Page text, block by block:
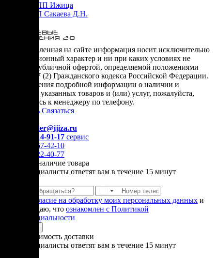
Оферта НПП Ижица
Оферта ИП Сакаева Д.Н.
* представленная на сайте информация носит исключительно
информационный характер и ни при каких условиях не
является публичной офертой, определяемой положениями
Статьи 437 (2) Гражданского кодекса Российской Федерации.
Для получения подробной информации о наличии и
стоимости указанных товаров и (или) услуг, пожалуйста,
обращайтесь к менеджеру по телефону.
Позвонить Связаться
order@ijiza.ru
+7 (969) 714-91-17 cервис
+7 (812) 467-42-10
+7 (905) 222-40-77
Уточнить наличие товара
Наши специалисты ответят вам в течение 15 минут
согласие на обработку моих персональных данных и
подтверждаю, что ознакомлен с Политикой
конфиденциальности
Узнать стоимость доставки
Наши специалисты ответят вам в течение 15 минут